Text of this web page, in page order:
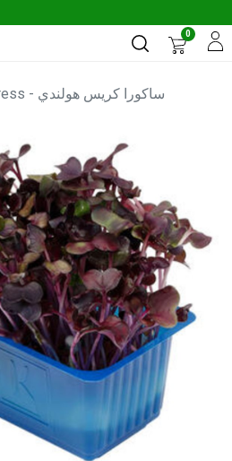
0
Sakura Cress - ساكورا كريس هولندي